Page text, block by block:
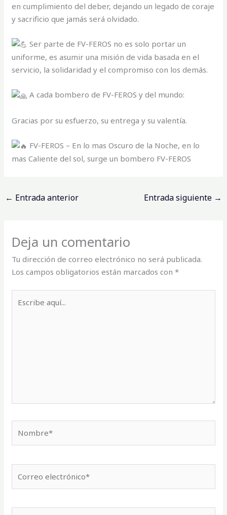
en cumplimiento del deber, dejando un legado de coraje
y sacrificio que jamás será olvidado.
Ser parte de FV-FEROS no es solo portar un
uniforme, es asumir una misión de vida basada en el
servicio, la solidaridad y el compromiso con los demás.
A cada bombero de FV-FEROS y del mundo:
Gracias por su esfuerzo, su entrega y su valentía.
FV-FEROS – En lo mas Oscuro de la Noche, en lo
mas Caliente del sol, surge un bombero FV-FEROS
← Entrada anterior Entrada siguiente →
Deja un comentario
Tu dirección de correo electrónico no será publicada.
Los campos obligatorios están marcados con*
aquí...
electrónico*